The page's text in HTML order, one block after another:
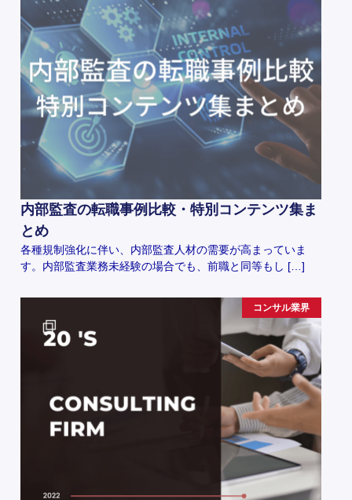
内部監査の転職事例比較・特別コンテンツ集ま
とめ
各種規制強化に伴い、内部監査人材の需要が高まっていま
す。内部監査業務未経験の場合でも、前職と同等もし […]
コンサル業界